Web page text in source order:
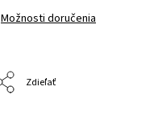
Možnosti doručenia
Zdieľať